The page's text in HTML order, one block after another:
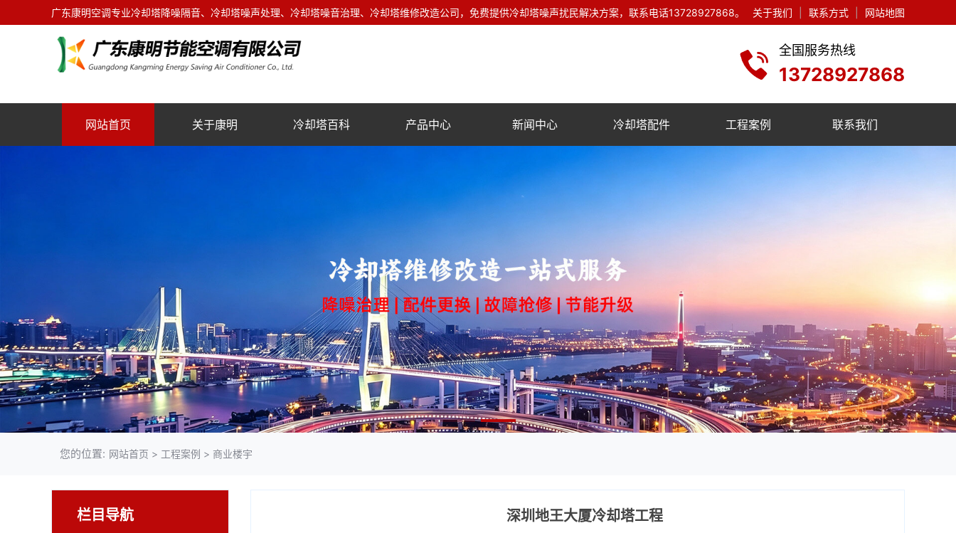
关于我们 联系方式 网站地图
广东康明空调专业冷却塔降噪隔音、冷却塔噪声处理、冷却塔噪音治理、冷却塔维修改造公司，免费提供冷却塔噪声扰民解决方案，联系电话13728927868。
全国服务热线
13728927868
网站首页 关于康明 冷却塔百科 产品中心 新闻中心 冷却塔配件 工程案例 联系我们
您的位置: 网站首页 > 工程案例 > 商业楼宇
栏目导航 深圳地王大厦冷却塔工程